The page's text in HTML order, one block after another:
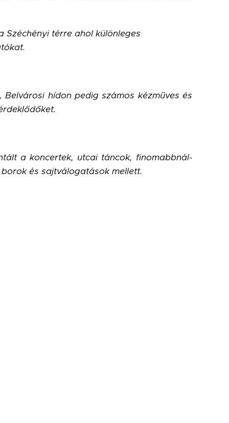
Széchényi térre ahol különleges
hídon pedig számos kézműves és
a koncertek, utcai táncok, finomabbnál-
és sajtválogatások mellett.